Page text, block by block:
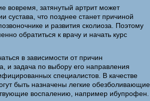
вовремя, затянутый артрит может
сустава, что позднее станет причиной
и развития сколиоза. Поэтому
обратиться к врачу и начать курс
в зависимости от причин
и задача по выбору его направления
специалистов. В качестве
быть назначены легкие обезболивающие
воспалению, например ибупрофен.